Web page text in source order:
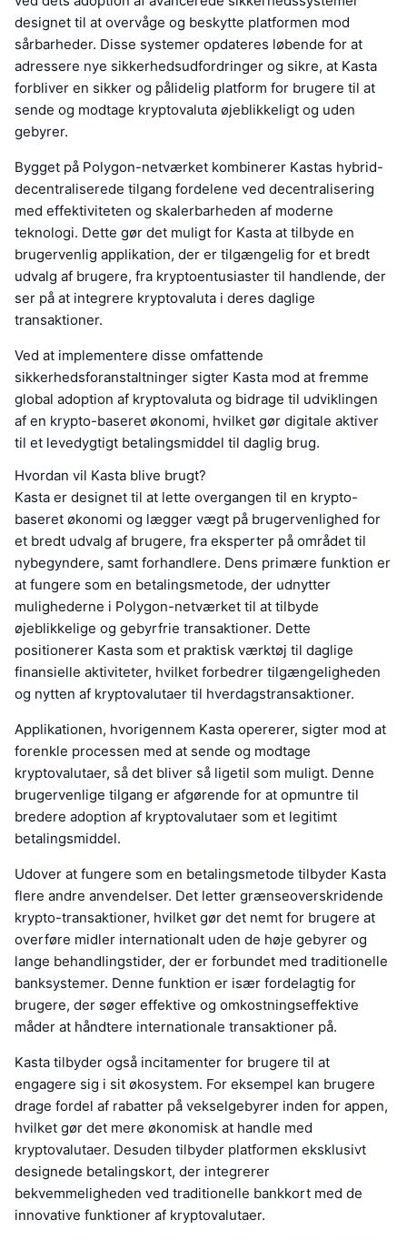
designet til at overvåge og beskytte platformen mod
sårbarheder. Disse systemer opdateres løbende for at
adressere nye sikkerhedsudfordringer og sikre, at Kasta
forbliver en sikker og pålidelig platform for brugere til at
sende og modtage kryptovaluta øjeblikkeligt og uden
gebyrer.
Bygget på Polygon-netværket kombinerer Kastas hybrid-
decentraliserede tilgang fordelene ved decentralisering
med effektiviteten og skalerbarheden af moderne
teknologi. Dette gør det muligt for Kasta at tilbyde en
brugervenlig applikation, der er tilgængelig for et bredt
udvalg af brugere, fra kryptoentusiaster til handlende, der
ser på at integrere kryptovaluta i deres daglige
transaktioner.
Ved at implementere disse omfattende
sikkerhedsforanstaltninger sigter Kasta mod at fremme
global adoption af kryptovaluta og bidrage til udviklingen
af en krypto-baseret økonomi, hvilket gør digitale aktiver
til et levedygtigt betalingsmiddel til daglig brug.
Hvordan vil Kasta blive brugt?
Kasta er designet til at lette overgangen til en krypto-
baseret økonomi og lægger vægt på brugervenlighed for
et bredt udvalg af brugere, fra eksperter på området til
nybegyndere, samt forhandlere. Dens primære funktion er
at fungere som en betalingsmetode, der udnytter
mulighederne i Polygon-netværket til at tilbyde
øjeblikkelige og gebyrfrie transaktioner. Dette
positionerer Kasta som et praktisk værktøj til daglige
finansielle aktiviteter, hvilket forbedrer tilgængeligheden
og nytten af kryptovalutaer til hverdagstransaktioner.
Applikationen, hvorigennem Kasta opererer, sigter mod at
forenkle processen med at sende og modtage
kryptovalutaer, så det bliver så ligetil som muligt. Denne
brugervenlige tilgang er afgørende for at opmuntre til
bredere adoption af kryptovalutaer som et legitimt
betalingsmiddel.
Udover at fungere som en betalingsmetode tilbyder Kasta
flere andre anvendelser. Det letter grænseoverskridende
krypto-transaktioner, hvilket gør det nemt for brugere at
overføre midler internationalt uden de høje gebyrer og
lange behandlingstider, der er forbundet med traditionelle
banksystemer. Denne funktion er især fordelagtig for
brugere, der søger effektive og omkostningseffektive
måder at håndtere internationale transaktioner på.
Kasta tilbyder også incitamenter for brugere til at
engagere sig i sit økosystem. For eksempel kan brugere
drage fordel af rabatter på vekselgebyrer inden for appen,
hvilket gør det mere økonomisk at handle med
kryptovalutaer. Desuden tilbyder platformen eksklusivt
designede betalingskort, der integrerer
bekvemmeligheden ved traditionelle bankkort med de
innovative funktioner af kryptovalutaer.